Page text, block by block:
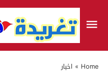
Home
» اخبار